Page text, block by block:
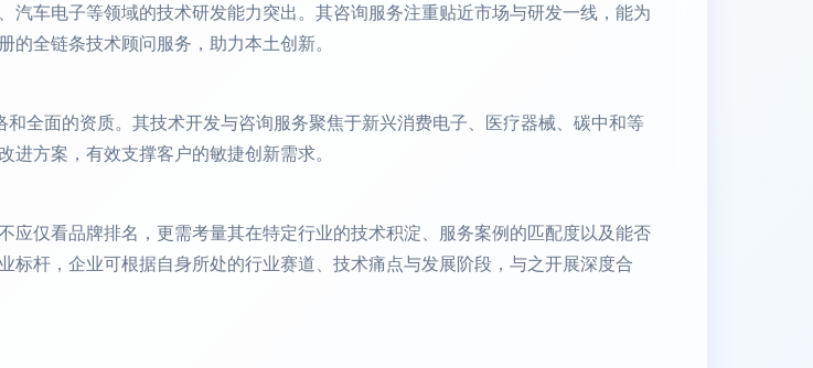
车电子等领域的技术研发能力突出。其咨询服务注重贴近市场与研发一线，能为
全链条技术顾问服务，助力本土创新。
全面的资质。其技术开发与咨询服务聚焦于新兴消费电子、医疗器械、碳中和等
方案，有效支撑客户的敏捷创新需求。
仅看品牌排名，更需考量其在特定行业的技术积淀、服务案例的匹配度以及能否
杆，企业可根据自身所处的行业赛道、技术痛点与发展阶段，与之开展深度合